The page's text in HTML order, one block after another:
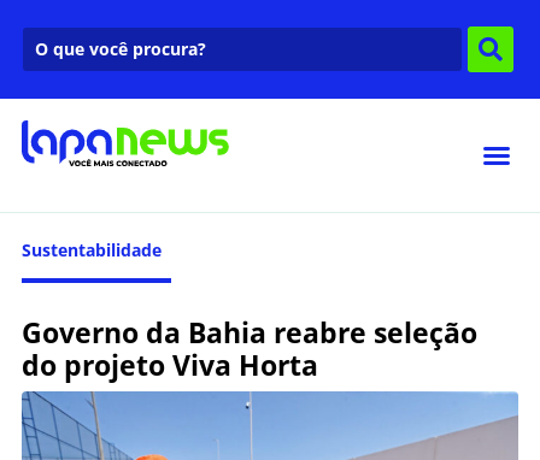
Sustentabilidade
Governo da Bahia reabre seleção
do projeto Viva Horta